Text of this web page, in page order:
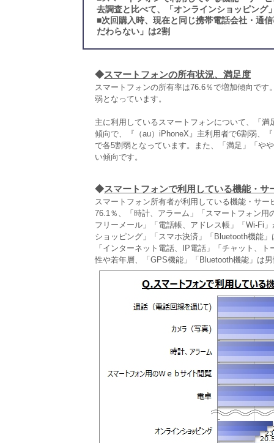
去調査と比べて、「オンラインショッピン
■次回購入時、現在と同じ携帯電話会社・通
だわらない」は2割
◆スマートフォンの所有状況、満足度
スマートフォンの所有率は76.6％で増加傾向で
弱となっています。
主に利用しているスマートフォンについて、「
傾向で、『（au）iPhoneX』主利用者で6割弱、
で各5割弱となっています。また、「満足」「や
い傾向です。
◆スマートフォンで利用している機能・サ
スマートフォン所有者が利用している機能・サ
76.1％、「時計、アラーム」「スマートフォン
フリーメール」「電話帳、アドレス帳」「Wi‐Fi
ショッピング」「スマホ決済」「Bluetooth機能
「インターネット電話、IP電話」「チャット、
性や若年層、「GPS機能」「Bluetooth機能」は